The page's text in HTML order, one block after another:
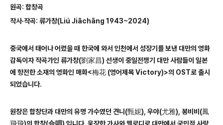
원곡: 합창곡
작사·작곡: 류가창(Liú Jiāchāng 1943~2024)
중국에서 태어나 어렸을 때 한국에 와서 인천에서 성장기를 보낸 대만의 영화
감독이자 작곡가인 류가창(劉家昌) 선생이 중일전쟁기 대만 사람들이 일본
에 항전한 소재의 영화인 매화<梅花 (영어제목Victory)>의 OST로 출시
되었습니다.
원창은합창단과 대만의 유명 가수였던 견니 (甄妮), 우야(尤雅), 봉비비 (鳳
飛飛)의 합창(合唱) 입니다. 웅장한 가사와 멜로디로 대만에서 국민적 사랑